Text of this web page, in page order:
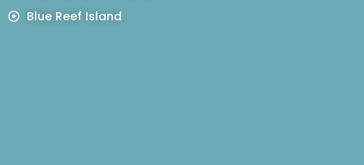
Blue Reef Island